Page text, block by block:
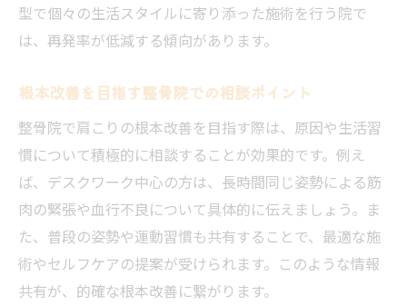
型で個々の生活スタイルに寄り添った施術を行う院で
は、再発率が低減する傾向があります。
根本改善を目指す整骨院での相談ポイント
整骨院で肩こりの根本改善を目指す際は、原因や生活習
慣について積極的に相談することが効果的です。例え
ば、デスクワーク中心の方は、長時間同じ姿勢による筋
肉の緊張や血行不良について具体的に伝えましょう。ま
た、普段の姿勢や運動習慣も共有することで、最適な施
術やセルフケアの提案が受けられます。このような情報
共有が、的確な根本改善に繋がります。